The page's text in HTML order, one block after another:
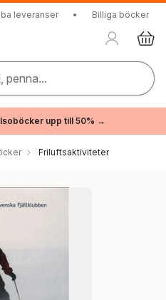
leveranser • Billiga böcker
penna...
upp till 50% →
Friluftsaktiviteter